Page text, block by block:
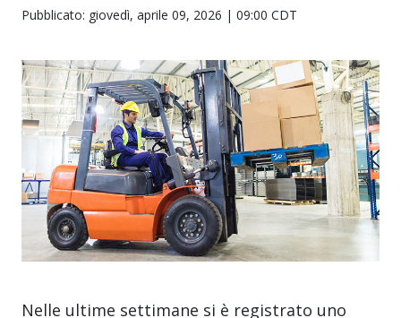
Pubblicato: giovedì, aprile 09, 2026 | 09:00 CDT
Nelle ultime settimane si è registrato uno